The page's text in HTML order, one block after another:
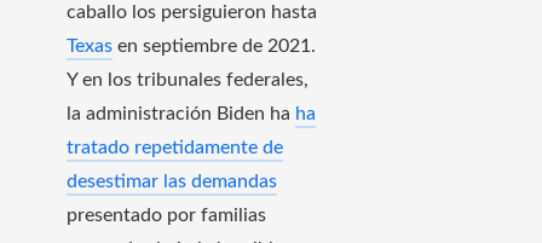
caballo los persiguieron hasta
Texas en septiembre de 2021.
Y en los tribunales federales,
la administración Biden ha ha
tratado repetidamente de
desestimar las demandas
presentado por familias